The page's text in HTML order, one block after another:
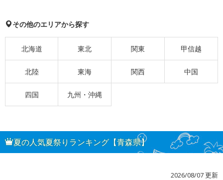
その他のエリアから探す
北海道 東北 関東 甲信越
北陸 東海 関西 中国
四国 九州・沖縄
夏の人気夏祭りランキング【青森県】
2026/08/07 更新